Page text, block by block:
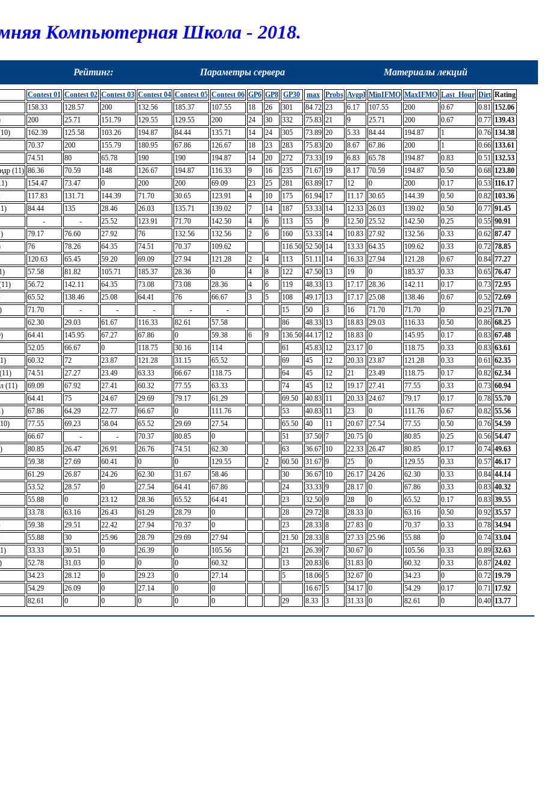
Компьютерная Школа - 2018.
Рейтинг: Параметры сервера Материалы лекций
Contest 01 Contest 02 Contest 03 Contest 04 Contest 05 Contest 06 GP6 GP8 GP30 max Probs Avgpl MinIFMO MaxIFMO Last_Hour Dirt Rating
158.33 128.57 200 132.56 185.37 107.55 18 26 301 84.72 23 6.17 107.55 200 0.67 0.81 152.06
200 25.71 151.79 129.55 129.55 200 24 30 332 75.83 21 9 25.71 200 0.67 0.77 139.43
162.39 125.58 103.26 194.87 84.44 135.71 14 24 305 73.89 20 5.33 84.44 194.87 1 0.76 134.38
70.37 200 155.79 180.95 67.86 126.67 18 23 283 75.83 20 8.67 67.86 200 1 0.66 133.61
74.51 80 65.78 190 190 194.87 14 20 272 73.33 19 6.83 65.78 194.87 0.83 0.51 132.53
(11) 86.36 70.59 148 126.67 194.87 116.33 9 16 235 71.67 19 8.17 70.59 194.87 0.50 0.68 123.80
154.47 73.47 0 200 200 69.09 23 25 281 63.89 17 12 0 200 0.17 0.53 116.17
117.83 131.71 144.39 71.70 30.65 123.91 4 10 175 61.94 17 11.17 30.65 144.39 0.50 0.82 103.36
84.44 135 28.46 26.03 135.71 139.02 7 14 187 53.33 14 12.33 26.03 139.02 0.50 0.77 91.45
- - 25.52 123.91 71.70 142.50 4 6 113 55 9 12.50 25.52 142.50 0.25 0.55 90.91
79.17 76.60 27.92 76 132.56 132.56 2 6 160 53.33 14 10.83 27.92 132.56 0.33 0.62 87.47
76 78.26 64.35 74.51 70.37 109.62 116.50 52.50 14 13.33 64.35 109.62 0.33 0.72 78.85
120.63 65.45 59.20 69.09 27.94 121.28 2 4 113 51.11 14 16.33 27.94 121.28 0.67 0.84 77.27
57.58 81.82 105.71 185.37 28.36 0 4 8 122 47.50 13 19 0 185.37 0.33 0.65 76.47
56.72 142.11 64.35 73.08 73.08 28.36 4 6 119 48.33 13 17.17 28.36 142.11 0.17 0.73 72.95
65.52 138.46 25.08 64.41 76 66.67 3 5 108 49.17 13 17.17 25.08 138.46 0.67 0.52 72.69
71.70 - - - - - 15 50 3 16 71.70 71.70 0 0.25 71.70
62.30 29.03 61.67 116.33 82.61 57.58 86 48.33 13 18.83 29.03 116.33 0.50 0.86 68.25
64.41 145.95 67.27 67.86 0 59.38 6 9 136.50 44.17 12 18.83 0 145.95 0.17 0.83 67.48
52.05 66.67 0 118.75 30.16 114 61 45.83 12 23.17 0 118.75 0.33 0.83 63.61
60.32 72 23.87 121.28 31.15 65.52 69 45 12 20.33 23.87 121.28 0.33 0.61 62.35
74.51 27.27 23.49 63.33 66.67 118.75 64 45 12 21 23.49 118.75 0.17 0.82 62.34
(11) 69.09 67.92 27.41 60.32 77.55 63.33 74 45 12 19.17 27.41 77.55 0.33 0.73 60.94
64.41 75 24.67 29.69 79.17 61.29 69.50 40.83 11 20.33 24.67 79.17 0.17 0.78 55.70
67.86 64.29 22.77 66.67 0 111.76 53 40.83 11 23 0 111.76 0.67 0.82 55.56
77.55 69.23 58.04 65.52 29.69 27.54 65.50 40 11 20.67 27.54 77.55 0.50 0.76 54.59
66.67 - - 70.37 80.85 0 51 37.50 7 20.75 0 80.85 0.25 0.56 54.47
80.85 26.47 26.91 26.76 74.51 62.30 63 36.67 10 22.33 26.47 80.85 0.17 0.74 49.63
59.38 27.69 60.41 0 0 129.55 2 60.50 31.67 9 25 0 129.55 0.33 0.57 46.17
61.29 26.87 24.26 62.30 31.67 58.46 30 36.67 10 26.17 24.26 62.30 0.33 0.84 44.14
53.52 28.57 0 27.54 64.41 67.86 24 33.33 9 28.17 0 67.86 0.33 0.83 40.32
55.88 0 23.12 28.36 65.52 64.41 23 32.50 9 28 0 65.52 0.17 0.83 39.55
33.78 63.16 26.43 61.29 28.79 0 28 29.72 8 28.33 0 63.16 0.50 0.92 35.57
59.38 29.51 22.42 27.94 70.37 0 23 28.33 8 27.83 0 70.37 0.33 0.78 34.94
55.88 30 25.96 28.79 29.69 27.94 21.50 28.33 8 27.33 25.96 55.88 0 0.74 33.04
33.33 30.51 0 26.39 0 105.56 21 26.39 7 30.67 0 105.56 0.33 0.89 32.63
52.78 31.03 0 0 0 60.32 13 20.83 6 31.83 0 60.32 0.33 0.87 24.02
34.23 28.12 0 29.23 0 27.14 5 18.06 5 32.67 0 34.23 0 0.72 19.79
54.29 26.09 0 27.14 0 0 16.67 5 34.17 0 54.29 0.17 0.71 17.92
82.61 0 0 0 0 0 29 8.33 3 31.33 0 82.61 0 0.40 13.77